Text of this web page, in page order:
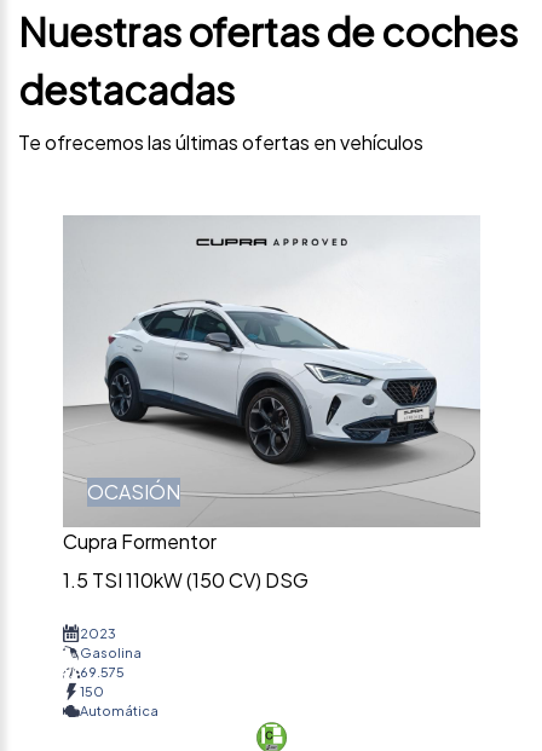
Nuestras ofertas de coches
destacadas
Te ofrecemos las últimas ofertas en vehículos
OCASIÓN
Cupra Formentor
1.5 TSI 110kW (150 CV) DSG
2023
Gasolina
69.575
150
Automática